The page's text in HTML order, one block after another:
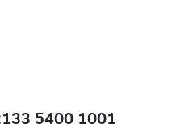
5400 1001